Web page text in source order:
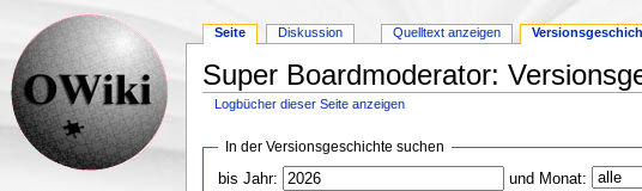
Super Boardmoderator:
Logbücher dieser Seite anzeigen
In der Versionsgeschichte suchen
bis Jahr:
und Monat:
Seite Diskussion Quelltext anzeigen